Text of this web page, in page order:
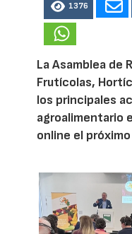
1376
La Asamblea de
Frutícolas,
los principales
agroalimentario
online el